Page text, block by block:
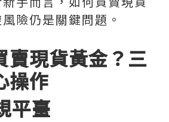
險仍是關鍵問題。
賣現貨黃金？三
操作
平臺